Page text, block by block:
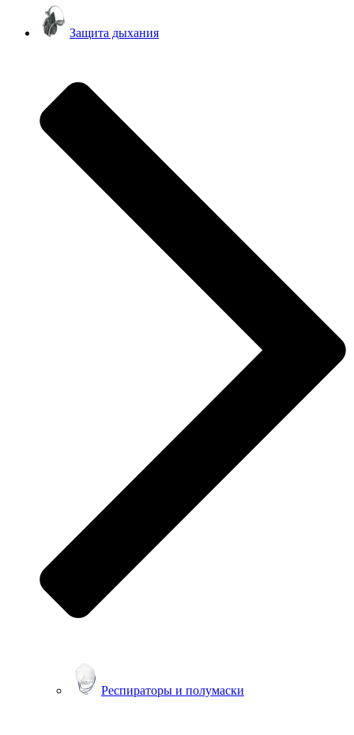
Защита дыхания
Респираторы и полумаски